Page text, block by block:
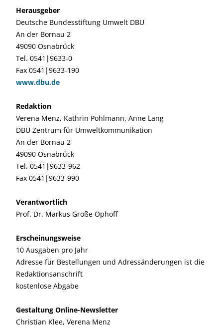
Herausgeber
Deutsche Bundesstiftung Umwelt DBU
An der Bornau 2
49090 Osnabrück
Tel. 0541|9633-0
Fax 0541|9633-190
www.dbu.de
Redaktion
Verena Menz, Kathrin Pohlmann, Anne Lang
DBU Zentrum für Umweltkommunikation
An der Bornau 2
49090 Osnabrück
Tel. 0541|9633-962
Fax 0541|9633-990
Verantwortlich
Prof. Dr. Markus Große Ophoff
Erscheinungsweise
10 Ausgaben pro Jahr
Adresse für Bestellungen und Adressänderungen ist die
Redaktionsanschrift
kostenlose Abgabe
Gestaltung Online-Newsletter
Christian Klee, Verena Menz